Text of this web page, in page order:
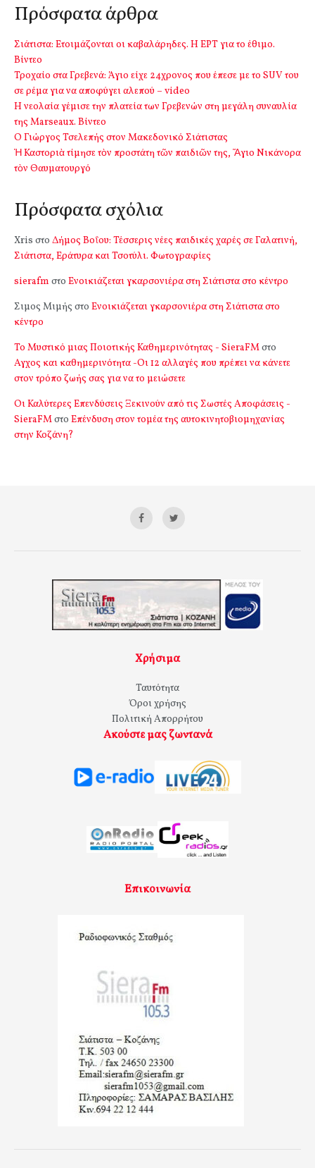
Πρόσφατα άρθρα
Σιάτιστα: Ετοιμάζονται οι καβαλάρηδες. Η ΕΡΤ για το έθιμο.
Βίντεο
Τροχαίο στα Γρεβενά: Άγιο είχε 24χρονος που έπεσε με το SUV του
σε ρέμα για να αποφύγει αλεπού – video
Η νεολαία γέμισε την πλατεία των Γρεβενών στη μεγάλη συναυλία
της Marseaux. Βίντεο
Ο Γιώργος Τσελεπής στον Μακεδονικό Σιάτιστας
Ἡ Καστοριὰ τίμησε τὸν προστάτη τῶν παιδιῶν της, Ἅγιο Νικάνορα
τὸν Θαυματουργό
Πρόσφατα σχόλια
Xris στο Δήμος Βοΐου: Τέσσερις νέες παιδικές χαρές σε Γαλατινή,
Σιάτιστα, Εράτυρα και Τσοτύλι. Φωτογραφίες
sierafm στο Ενοικιάζεται γκαρσονιέρα στη Σιάτιστα στο κέντρο
Σιμος Μιμής στο Ενοικιάζεται γκαρσονιέρα στη Σιάτιστα στο
κέντρο
Το Μυστικό μιας Ποιοτικής Καθημερινότητας - SieraFMστο
Αγχος και καθημερινότητα -Οι 12 αλλαγές που πρέπει να κάνετε
στον τρόπο ζωής σας για να το μειώσετε
Οι Καλύτερες Επενδύσεις Ξεκινούν από τις Σωστές Αποφάσεις -
SieraFMστο Επένδυση στον τομέα της αυτοκινητοβιομηχανίας
στην Κοζάνη?
Χρήσιμα
Ταυτότητα
Όροι χρήσης
Πολιτική Απορρήτου
Ακούστε μας ζωντανά
Επικοινωνία